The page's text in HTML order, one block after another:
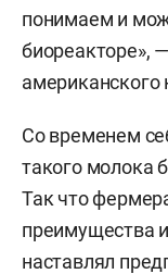
понимаем и
биореакторе»,
Со временем
такого молока
Так что
преимущества
наставлял